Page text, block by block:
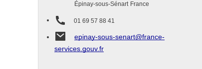
Épinay-sous-Sénart France
01 69 57 88 41
epinay-sous-senart@france-
services.gouv.fr